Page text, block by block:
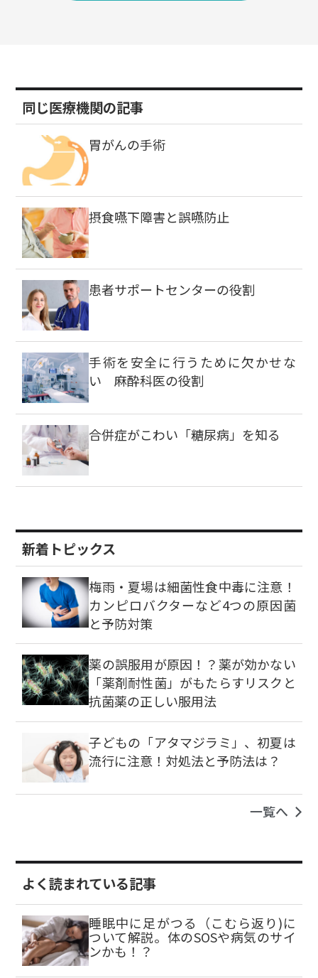
同じ医療機関の記事
胃がんの手術
摂食嚥下障害と誤嚥防止
患者サポートセンターの役割
手術を安全に行うために欠かせな
い 麻酔科医の役割
合併症がこわい「糖尿病」を知る
新着トピックス
梅雨・夏場は細菌性食中毒に注意！
カンピロバクターなど4つの原因菌
と予防対策
薬の誤服用が原因！？薬が効かない
「薬剤耐性菌」がもたらすリスクと
抗菌薬の正しい服用法
子どもの「アタマジラミ」、初夏は
流行に注意！対処法と予防法は？
一覧へ
よく読まれている記事
睡眠中に足がつる（こむら返り)に
ついて解説。体のSOSや病気のサイ
ンかも！？